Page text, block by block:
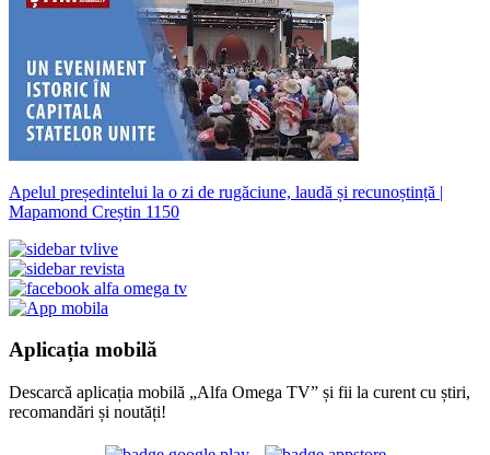
Apelul președintelui la o zi de rugăciune, laudă și recunoștință |
Mapamond Creștin 1150
Aplicația mobilă
Descarcă aplicația mobilă „Alfa Omega TV” și fii la curent cu știri,
recomandări și noutăți!